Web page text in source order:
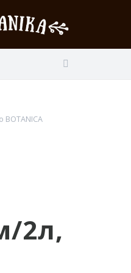
BOTANICA
2л,